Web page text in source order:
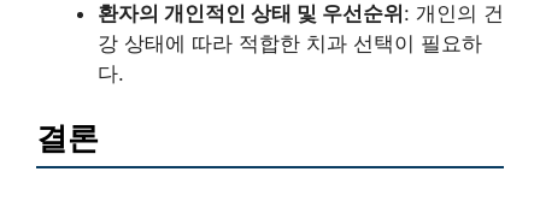
환자의 개인적인 상태 및 우선순위 : 개인의 건
강 상태에 따라 적합한 치과 선택이 필요하
다.
결론